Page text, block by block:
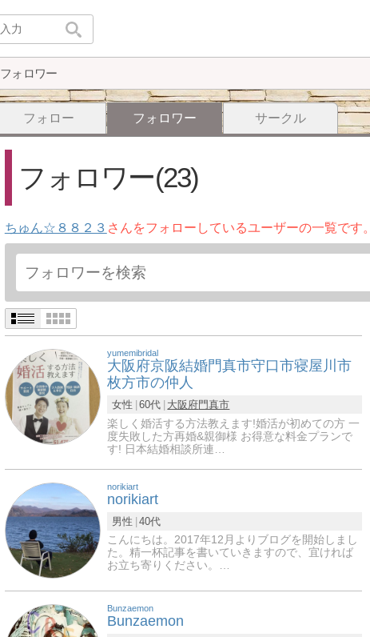
フォロワー
フォロー フォロワー サークル
フォロワー(23)
ちゅん☆８８２３ さんをフォローしているユーザーの一覧です。
yumemibridal
大阪府京阪結婚門真市守口市寝屋川市
枚方市の仲人
女性 60代 大阪府門真市
楽しく婚活する方法教えます!婚活が初めての方 一
度失敗した方再婚&親御様 お得意な料金プランで
す! 日本結婚相談所連…
norikiart
norikiart
男性
40代
こんにちは。2017年12月よりブログを開始しまし
た。精一杯記事を書いていきますので、宜ければ
お立ち寄りください。…
Bunzaemon
Bunzaemon